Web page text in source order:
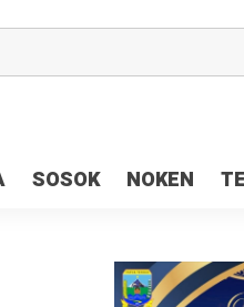
SOSOK NOKEN
di Deklarasi Pemilu Ceria Tanah
Deposit Kas Daerah Rp23